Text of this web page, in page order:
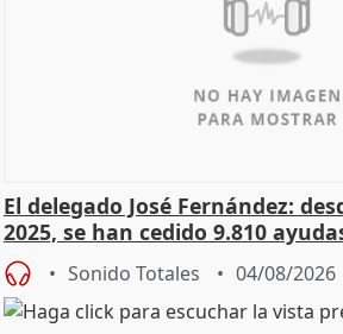
El delegado José Fernández:
2025, se han cedido 9.810
Sonido Totales 04/08/2026